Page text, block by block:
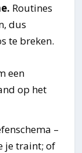
Routines
dus
te breken.
een
op het
–
je traint; of